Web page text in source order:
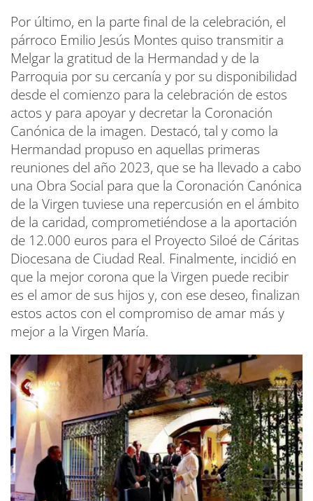
Por último, en la parte final de la celebración, el
párroco Emilio Jesús Montes quiso transmitir a
Melgar la gratitud de la Hermandad y de la
Parroquia por su cercanía y por su disponibilidad
desde el comienzo para la celebración de estos
actos y para apoyar y decretar la Coronación
Canónica de la imagen. Destacó, tal y como la
Hermandad propuso en aquellas primeras
reuniones del año 2023, que se ha llevado a cabo
una Obra Social para que la Coronación Canónica
de la Virgen tuviese una repercusión en el ámbito
de la caridad, comprometiéndose a la aportación
de 12.000 euros para el Proyecto Siloé de Cáritas
Diocesana de Ciudad Real. Finalmente, incidió en
que la mejor corona que la Virgen puede recibir
es el amor de sus hijos y, con ese deseo, finalizan
estos actos con el compromiso de amar más y
mejor a la Virgen María.